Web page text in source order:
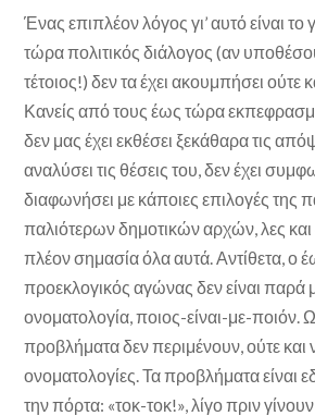
Ένας επιπλέον λόγος γι’ αυτό είναι το
τώρα πολιτικός διάλογος (αν
τέτοιος!) δεν τα έχει ακουμπήσει ούτε
Κανείς από τους έως τώρα
δεν μας έχει εκθέσει ξεκάθαρα τις
αναλύσει τις θέσεις του, δεν έχει
διαφωνήσει με κάποιες επιλογές της
παλιότερων δημοτικών αρχών, λες και
πλέον σημασία όλα αυτά. Αντίθετα, ο
προεκλογικός αγώνας δεν είναι παρά
ονοματολογία, ποιος-είναι-με-ποιόν.
προβλήματα δεν περιμένουν, ούτε και
ονοματολογίες. Τα προβλήματα είναι
την πόρτα: «τοκ-τοκ!», λίγο πριν